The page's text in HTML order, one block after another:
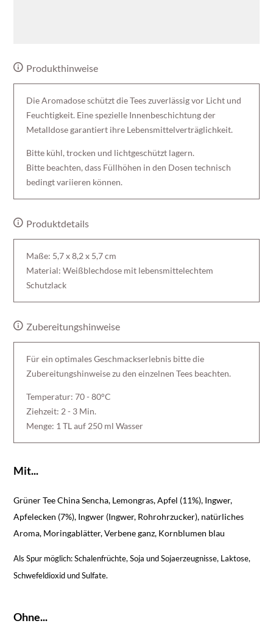
Produkthinweise
Die Aromadose schützt die Tees zuverlässig vor Licht und
Feuchtigkeit. Eine spezielle Innenbeschichtung der
Metalldose garantiert ihre Lebensmittelverträglichkeit.
Bitte kühl, trocken und lichtgeschützt lagern.
Bitte beachten, dass Füllhöhen in den Dosen technisch
bedingt variieren können.
Produktdetails
Maße: 5,7 x 8,2 x 5,7 cm
Material: Weißblechdose mit lebensmittelechtem
Schutzlack
Zubereitungshinweise
Für ein optimales Geschmackserlebnis bitte die
Zubereitungshinweise zu den einzelnen Tees beachten.
Temperatur: 70 - 80°C
Ziehzeit: 2 - 3 Min.
Menge: 1 TL auf 250 ml Wasser
Mit...
Grüner Tee China Sencha, Lemongras, Apfel (11%), Ingwer,
Apfelecken (7%), Ingwer (Ingwer, Rohrohrzucker), natürliches
Aroma, Moringablätter, Verbene ganz, Kornblumen blau
Als Spur möglich: Schalenfrüchte, Soja und Sojaerzeugnisse, Laktose,
Schwefeldioxid und Sulfate.
Ohne...